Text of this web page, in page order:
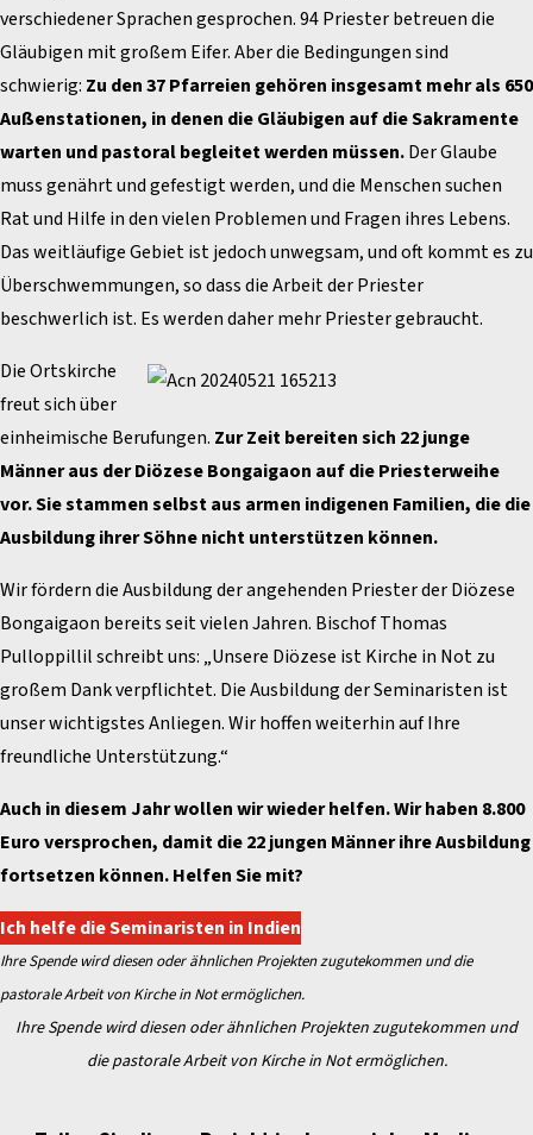
verschiedener Sprachen gesprochen. 94 Priester betreuen die
Gläubigen mit großem Eifer. Aber die Bedingungen sind
schwierig: Zu den 37 Pfarreien gehören insgesamt mehr als 650
Außenstationen, in denen die Gläubigen auf die Sakramente
warten und pastoral begleitet werden müssen.Der Glaube
muss genährt und gefestigt werden, und die Menschen suchen
Rat und Hilfe in den vielen Problemen und Fragen ihres Lebens.
Das weitläufige Gebiet ist jedoch unwegsam, und oft kommt es zu
Überschwemmungen, so dass die Arbeit der Priester
beschwerlich ist. Es werden daher mehr Priester gebraucht.
Die Ortskirche
freut sich über
einheimische Berufungen. Zur Zeit bereiten sich 22 junge
Männer aus der Diözese Bongaigaon auf die Priesterweihe
vor. Sie stammen selbst aus armen indigenen Familien, die die
Ausbildung ihrer Söhne nicht unterstützen können.
Wir fördern die Ausbildung der angehenden Priester der Diözese
Bongaigaon bereits seit vielen Jahren. Bischof Thomas
Pulloppillil schreibt uns: „Unsere Diözese ist Kirche in Not zu
großem Dank verpflichtet. Die Ausbildung der Seminaristen ist
unser wichtigstes Anliegen. Wir hoffen weiterhin auf Ihre
freundliche Unterstützung.“
Auch in diesem Jahr wollen wir wieder helfen. Wir haben 8.800
Euro versprochen, damit die 22 jungen Männer ihre Ausbildung
fortsetzen können. Helfen Sie mit?
Ich helfe die Seminaristen in Indien
Ihre Spende wird diesen oder ähnlichen Projekten zugutekommen und die
pastorale Arbeit von Kirche in Not ermöglichen.
Ihre Spende wird diesen oder ähnlichen Projekten zugutekommen und
die pastorale Arbeit von Kirche in Not ermöglichen.